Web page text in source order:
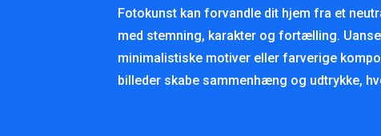
Fotokunst kan forvandle dit hjem fra et
med stemning, karakter og fortælling.
minimalistiske motiver eller farverige
billeder skabe sammenhæng og udtrykke,